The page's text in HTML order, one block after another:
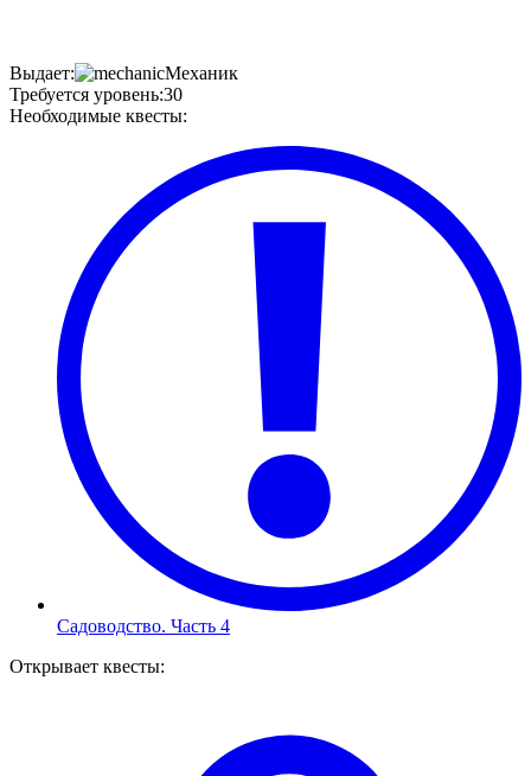
Выдает:
Механик
Требуется уровень:30
Необходимые квесты:
Садоводство. Часть 4
Открывает квесты: